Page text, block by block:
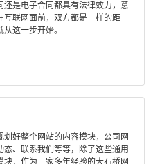
还是电子合同都具有法律效力，意
互联网面前，双方都是一样的距
这一步开始。
好整个网站的内容模块，公司网
、联系我们等等，除了这些通用
，作为一家多年经验的大石桥网